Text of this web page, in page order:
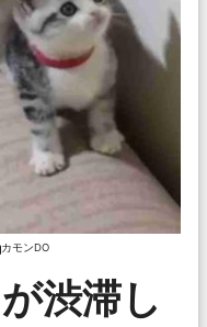
カモンDO
渋滞し